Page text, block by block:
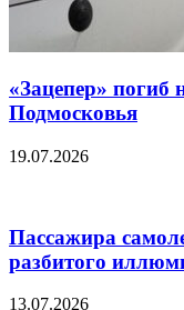
«Зацепер» погиб
Подмосковья
19.07.2026
Пассажира
разбитого
13.07.2026